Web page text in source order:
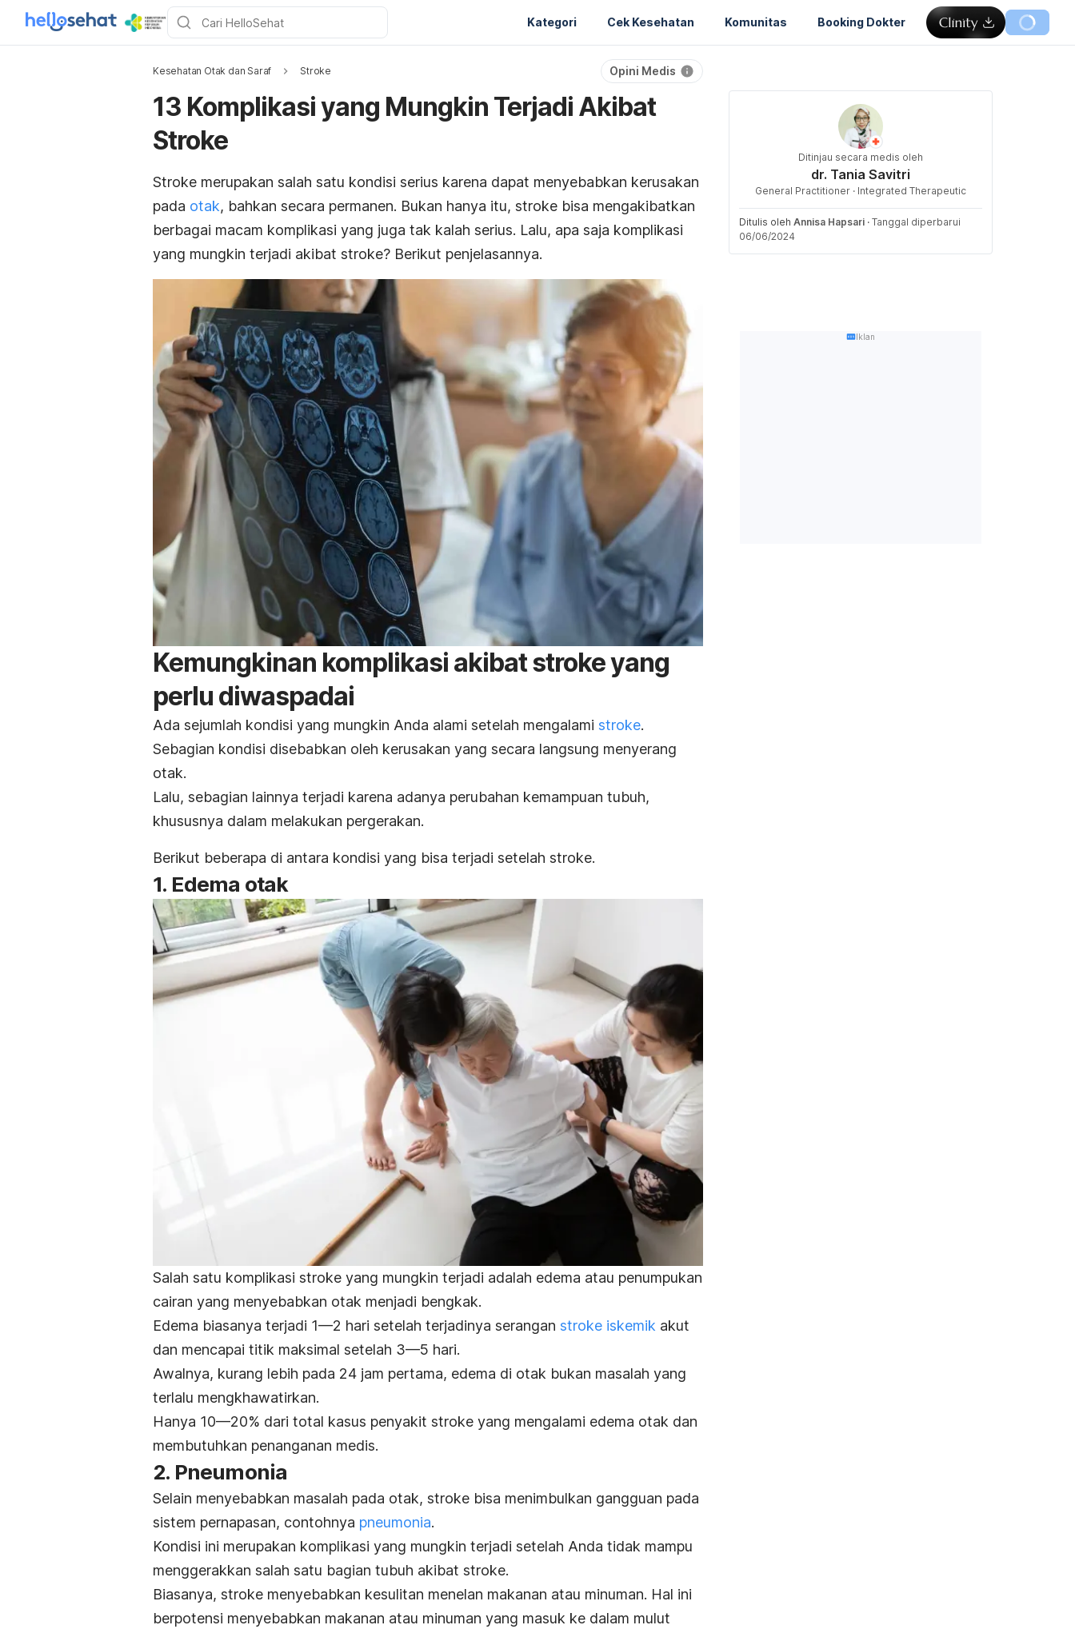
Kategori Cek Kesehatan Komunitas Booking Dokter
Kesehatan Otak dan Saraf Stroke Opini Medis
13 Komplikasi yang Mungkin Terjadi Akibat
Stroke
Stroke merupakan salah satu kondisi serius karena dapat menyebabkan kerusakan
pada otak, bahkan secara permanen. Bukan hanya itu, stroke bisa mengakibatkan
berbagai macam komplikasi yang juga tak kalah serius. Lalu, apa saja komplikasi
yang mungkin terjadi akibat stroke? Berikut penjelasannya.
Kemungkinan komplikasi akibat stroke yang
perlu diwaspadai
Ada sejumlah kondisi yang mungkin Anda alami setelah mengalami stroke.
Sebagian kondisi disebabkan oleh kerusakan yang secara langsung menyerang
otak.
Lalu, sebagian lainnya terjadi karena adanya perubahan kemampuan tubuh,
khususnya dalam melakukan pergerakan.
Berikut beberapa di antara kondisi yang bisa terjadi setelah stroke.
1. Edema otak
Salah satu komplikasi stroke yang mungkin terjadi adalah edema atau penumpukan
cairan yang menyebabkan otak menjadi bengkak.
Edema biasanya terjadi 1—2 hari setelah terjadinya serangan stroke iskemik akut
dan mencapai titik maksimal setelah 3—5 hari.
Awalnya, kurang lebih pada 24 jam pertama, edema di otak bukan masalah yang
terlalu mengkhawatirkan.
Hanya 10—20% dari total kasus penyakit stroke yang mengalami edema otak dan
membutuhkan penanganan medis.
2. Pneumonia
Selain menyebabkan masalah pada otak, stroke bisa menimbulkan gangguan pada
sistem pernapasan, contohnya pneumonia.
Kondisi ini merupakan komplikasi yang mungkin terjadi setelah Anda tidak mampu
menggerakkan salah satu bagian tubuh akibat stroke.
Biasanya, stroke menyebabkan kesulitan menelan makanan atau minuman. Hal ini
berpotensi menyebabkan makanan atau minuman yang masuk ke dalam mulut
Ditinjau secara medis oleh
dr. Tania Savitri
General Practitioner · Integrated Therapeutic
Ditulis oleh Annisa Hapsari · Tanggal diperbarui
06/06/2024
Iklan